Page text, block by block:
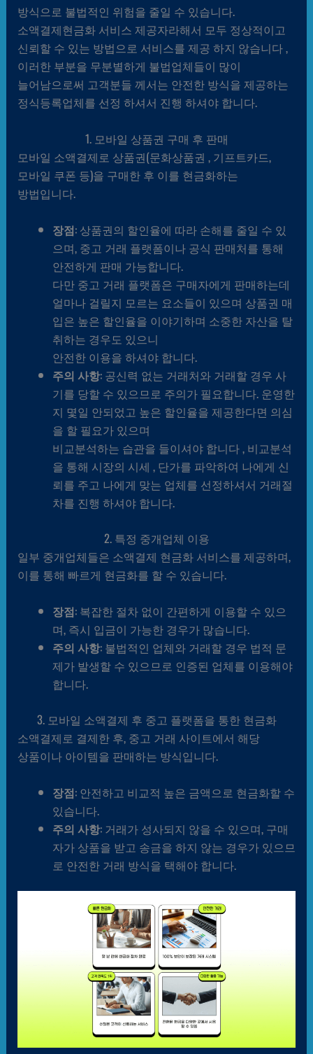
방식으로 불법적인 위험을 줄일 수 있습니다.
소액결제현금화 서비스 제공자라해서 모두 정상적이고
신뢰할 수 있는 방법으로 서비스를 제공 하지 않습니다 ,
이러한 부분을 무분별하게 불법업체들이 많이
늘어남으로써 고객분들 께서는 안전한 방식을 제공하는
정식등록업체를 선정 하셔서 진행 하셔야 합니다.
1. 모바일 상품권 구매 후 판매
모바일 소액결제로 상품권(문화상품권 , 기프트카드,
모바일 쿠폰 등)을 구매한 후 이를 현금화하는
방법입니다.
장점: 상품권의 할인율에 따라 손해를 줄일 수 있
으며, 중고 거래 플랫폼이나 공식 판매처를 통해
안전하게 판매 가능합니다.
다만 중고 거래 플랫폼은 구매자에게 판매하는데
얼마나 걸릴지 모르는 요소들이 있으며 상품권 매
입은 높은 할인율을 이야기하며 소중한 자산을 탈
취하는 경우도 있으니
안전한 이용을 하셔야 합니다.
주의 사항: 공신력 없는 거래처와 거래할 경우 사
기를 당할 수 있으므로 주의가 필요합니다. 운영한
지 몇일 안되었고 높은 할인율을 제공한다면 의심
을 할 필요가 있으며
비교분석하는 습관을 들이셔야 합니다 , 비교분석
을 통해 시장의 시세 , 단가를 파악하여 나에게 신
뢰를 주고 나에게 맞는 업체를 선정하셔서 거래절
차를 진행 하셔야 합니다.
2. 특정 중개업체 이용
일부 중개업체들은 소액결제 현금화 서비스를 제공하며,
이를 통해 빠르게 현금화를 할 수 있습니다.
장점: 복잡한 절차 없이 간편하게 이용할 수 있으
며, 즉시 입금이 가능한 경우가 많습니다.
주의 사항: 불법적인 업체와 거래할 경우 법적 문
제가 발생할 수 있으므로 인증된 업체를 이용해야
합니다.
3. 모바일 소액결제 후 중고 플랫폼을 통한 현금화
소액결제로 결제한 후, 중고 거래 사이트에서 해당
상품이나 아이템을 판매하는 방식입니다.
장점: 안전하고 비교적 높은 금액으로 현금화할 수
있습니다.
주의 사항: 거래가 성사되지 않을 수 있으며, 구매
자가 상품을 받고 송금을 하지 않는 경우가 있으므
로 안전한 거래 방식을 택해야 합니다.